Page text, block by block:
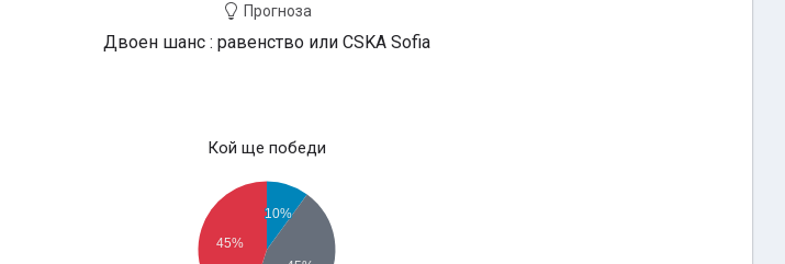
Прогноза
Двоен шанс : равенство или CSKA Sofia
Кой ще победи